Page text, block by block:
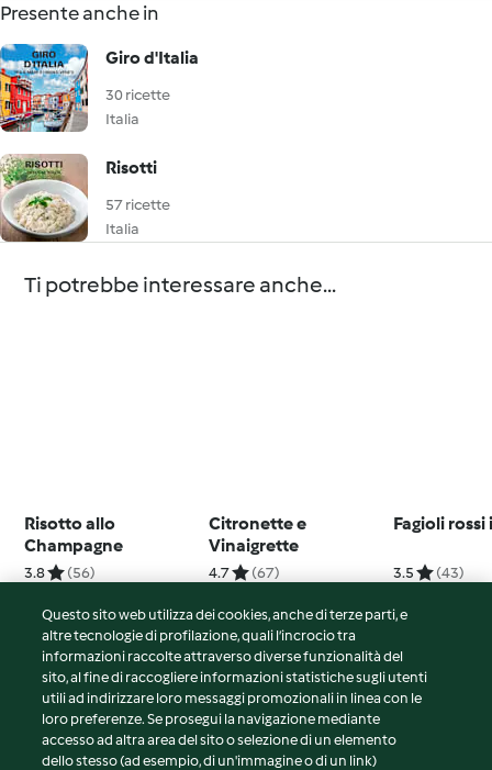
Presente anche in
Giro d'Italia
30 ricette
Italia
Risotti
57 ricette
Italia
Ti potrebbe interessare anche...
Risotto allo
Champagne
3.8 (56)
Citronette e
Vinaigrette
4.7 (67)
Fagioli
3.5 (43)
© Copyright 2026
Termini del servizio
Informativa sulla privacy
Questo sito web utilizza dei cookies, anche di terze parti, e
altre tecnologie di profilazione, quali l’incrocio tra
informazioni raccolte attraverso diverse funzionalità del
sito, al fine di raccogliere informazioni statistiche sugli utenti
utili ad indirizzare loro messaggi promozionali in linea con le
loro preferenze. Se prosegui la navigazione mediante
accesso ad altra area del sito o selezione di un elemento
dello stesso (ad esempio, di un'immagine o di un link)